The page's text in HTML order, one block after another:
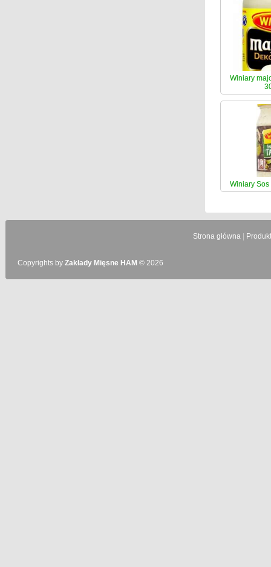
Winiary
Winiary Sos
Strona główna
Copyrights by Zakłady Mięsne HAM © 2026